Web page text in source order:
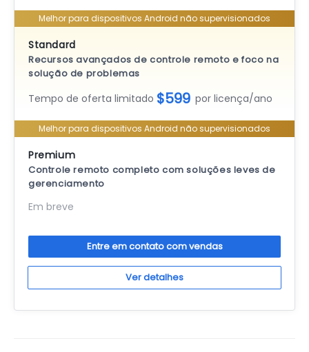
Melhor para dispositivos Android não supervisionados
Standard
Recursos avançados de controle remoto e foco na
solução de problemas
Tempo de oferta limitado $599 por licença/ano
Melhor para dispositivos Android não supervisionados
Premium
Controle remoto completo com soluções leves de
gerenciamento
Em breve
Entre em contato com vendas
Ver detalhes